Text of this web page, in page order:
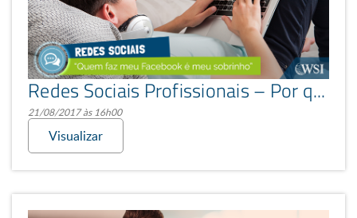
Redes Sociais Profissionais – Por que escolher uma agência?
21/08/2017 às 16h00
Visualizar